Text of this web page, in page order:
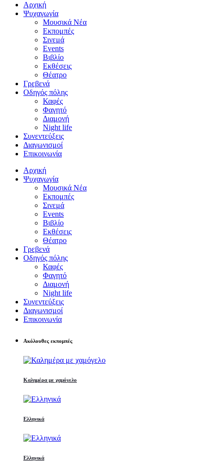
Αρχική
Ψυχαγωγία
Μουσικά Νέα
Εκπομπές
Σινεμά
Events
Βιβλίο
Εκθέσεις
Θέατρο
Γρεβενά
Οδηγός πόλης
Καφές
Φαγητό
Διαμονή
Night life
Συνεντεύξεις
Διαγωνισμοί
Επικοινωνία
Αρχική
Ψυχαγωγία
Μουσικά Νέα
Εκπομπές
Σινεμά
Events
Βιβλίο
Εκθέσεις
Θέατρο
Γρεβενά
Οδηγός πόλης
Καφές
Φαγητό
Διαμονή
Night life
Συνεντεύξεις
Διαγωνισμοί
Επικοινωνία
Ακόλουθες εκπομπές
Καλημέρα με χαμόγελο
Ελληνικά
Ελληνικά